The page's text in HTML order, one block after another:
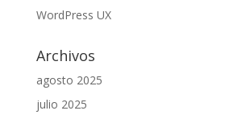
WordPress UX
Archivos
agosto 2025
julio 2025